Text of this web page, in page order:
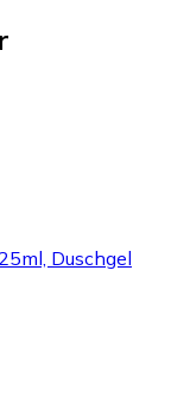
Duschgel